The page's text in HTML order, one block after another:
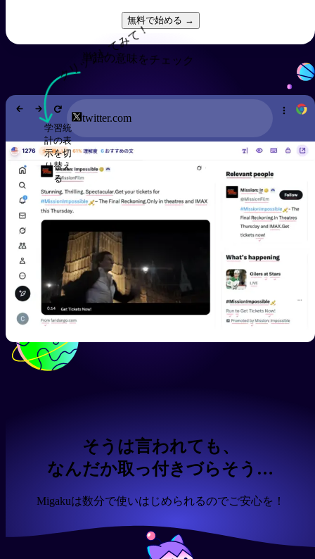
無料で始める →
twitter.com
学習統
計の表
示を切
り替え
る
単語の意味をチェック
クリックしてみて！
そうは言われても、
なんだか取っ付きづらそう…
Migakuは数分で使いはじめられるのでご安心を！